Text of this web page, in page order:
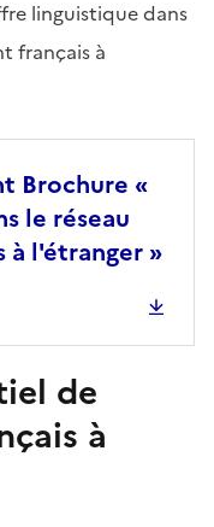
linguistique dans
français à
Brochure «
le réseau
à l'étranger »
de
à